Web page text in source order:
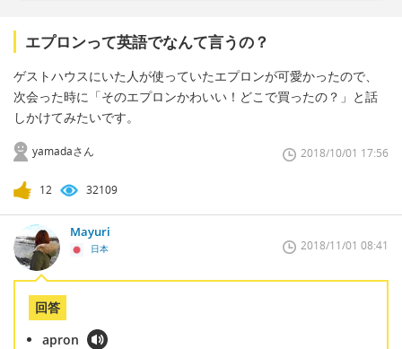
エプロンって英語でなんて言うの？
ゲストハウスにいた人が使っていたエプロンが可愛かったので、
次会った時に「そのエプロンかわいい！どこで買ったの？」と話
しかけてみたいです。
yamadaさん 2018/10/01 17:56
12 32109
Mayuri
日本 2018/11/01 08:41
回答
apron